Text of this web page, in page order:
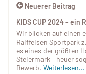
Neuerer Beitrag
KIDS CUP 2024 – ein
Wir blicken auf einen
Raiffeisen Sportpark
es eines der größten
Steiermark – heuer
Bewerb. Weiterlesen...